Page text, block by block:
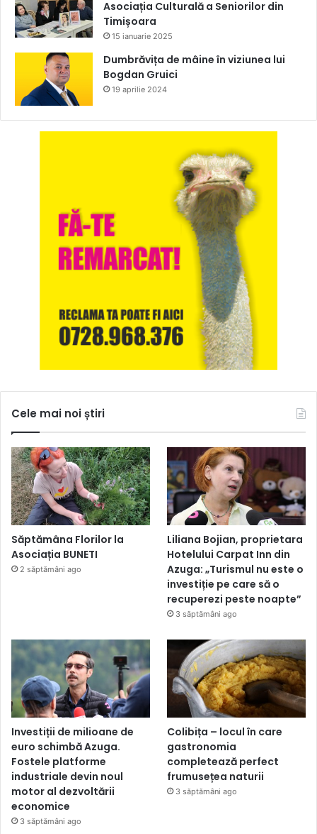
Asociația Culturală a Seniorilor din
Timișoara
15 ianuarie 2025
Dumbrăvița de mâine în viziunea lui
Bogdan Gruici
19 aprilie 2024
Cele mai noi știri
Săptămâna Florilor la
Asociația BUNETI
2 săptămâni ago
Liliana Bojian, proprietara
Hotelului Carpat Inn din
Azuga: „Turismul nu este o
investiție pe care să o
recuperezi peste noapte”
3 săptămâni ago
Investiții de milioane de
euro schimbă Azuga.
Fostele platforme
industriale devin noul
motor al dezvoltării
economice
3 săptămâni ago
Colibița – locul în care
gastronomia
completează perfect
frumusețea naturii
3 săptămâni ago